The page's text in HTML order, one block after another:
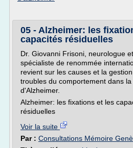
05 - Alzheimer: les
capacités résiduelles
Dr. Giovanni Frisoni, neurologue et
spécialiste de renommée
revient sur les causes et la
troubles du comportement dans
d'Alzheimer.
Alzheimer: les fixations et les
résiduelles
Voir la suite
Par : Consultations Mémoire